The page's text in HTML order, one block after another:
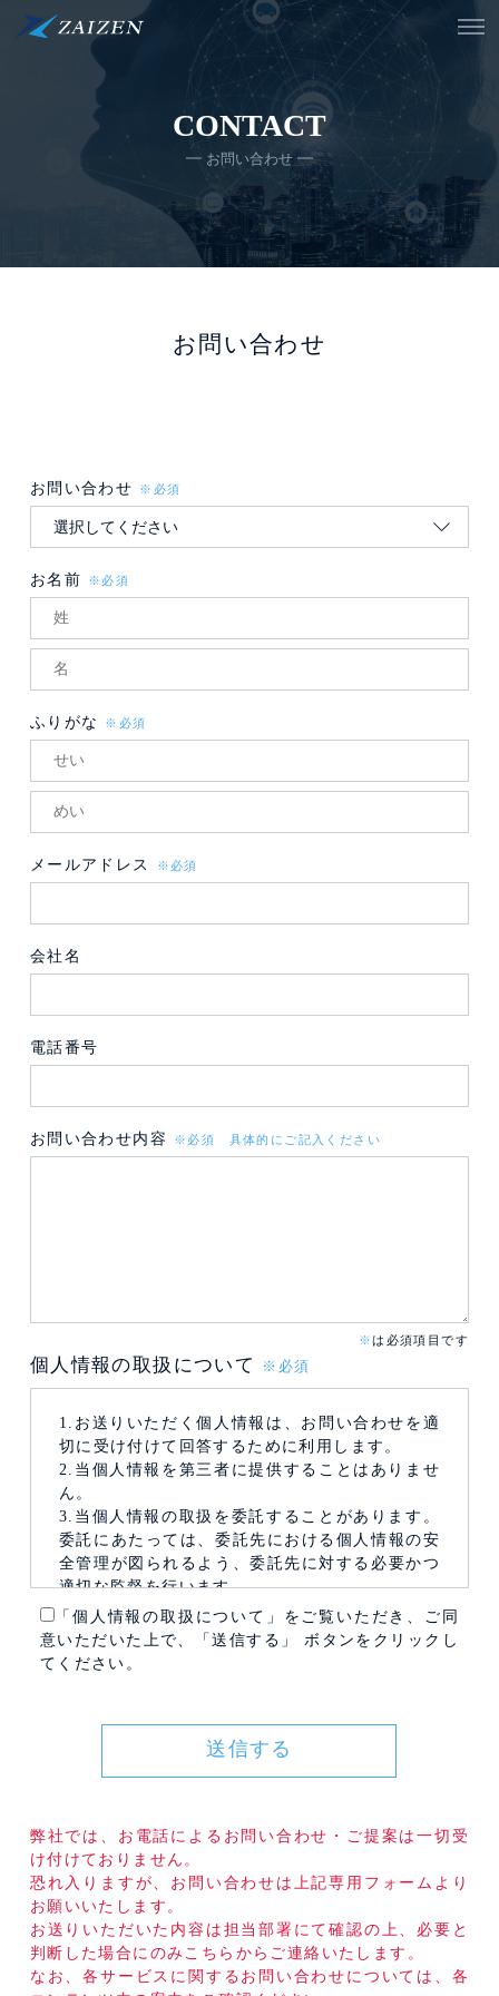
CONTACT
お問い合わせ
お問い合わせ
お問い合わせ ※必須
お名前 ※必須
ふりがな ※必須
メールアドレス ※必須
会社名
電話番号
お問い合わせ内容 ※必須 具体的にご記入ください
※は必須項目です
個人情報の取扱について ※必須
1.お送りいただく個人情報は、お問い合わせを適
切に受け付けて回答するために利用します。
2.当個人情報を第三者に提供することはありませ
ん。
3.当個人情報の取扱を委託することがあります。
委託にあたっては、委託先における個人情報の安
全管理が図られるよう、委託先に対する必要かつ
適切な監督を行います。
4. お問い合わせの内容によっては、電子メール
以外の方法で回答を差し上げる場合がございます
ので、個人情報を正しくご記入いただけない場合
5.本コーポレートサイトではご利用状況の統計調
査のためクッキー等を用いておりますが、これに
よる個人情報の取得、利用は行っておりません。
三者への提供の停止、第三者提供記録の開示
（「開示等」といいます。）を受け付けておりま
す。
開示等の求めは、以下の「個人情報苦情及び相談
窓口」で受け付けます。
＜個人情報苦情及び相談窓口＞
「個人情報の取扱について」をご覧いただき、ご同
意いただいた上で、「送信する」 ボタンをクリックし
てください。
送信する
弊社では、お電話によるお問い合わせ・ご提案は一切受
け付けておりません。
恐れ入りますが、お問い合わせは上記専用フォームより
お願いいたします。
お送りいただいた内容は担当部署にて確認の上、必要と
判断した場合にのみこちらからご連絡いたします。
なお、各サービスに関するお問い合わせについては、各